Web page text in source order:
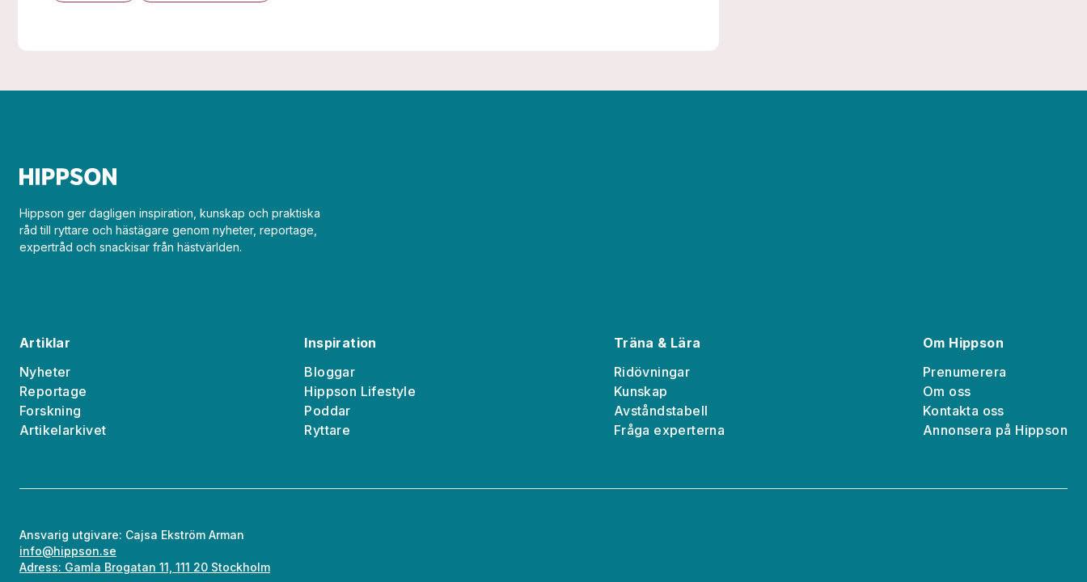
Hippson ger dagligen inspiration, kunskap och praktiska
råd till ryttare och hästägare genom nyheter, reportage,
expertråd och snackisar från hästvärlden.
Artiklar
Nyheter
Reportage
Forskning
Artikelarkivet
Inspiration
Bloggar
Hippson Lifestyle
Poddar
Ryttare
Träna & Lära
Ridövningar
Kunskap
Avståndstabell
Fråga experterna
Om Hippson
Prenumerera
Om oss
Kontakta oss
Annonsera på Hippson
Ansvarig utgivare: Cajsa Ekström Arman
info@hippson.se
Adress: Gamla Brogatan 11, 111 20 Stockholm